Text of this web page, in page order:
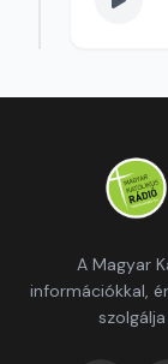
A Magyar
információkkal,